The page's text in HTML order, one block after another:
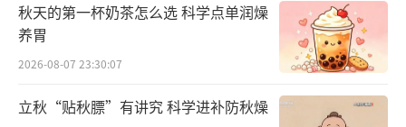
秋天的第一杯奶茶怎么选 科学点单润燥
养胃
2026-08-07 23:30:07
立秋“贴秋膘”有讲究 科学进补防秋燥